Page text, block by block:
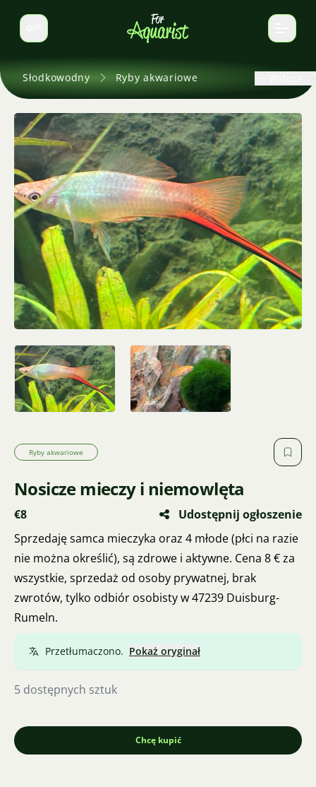
Zmień język
Słodkowodny Ryby akwariowe
Ryby akwariowe
Nosicze mieczy i niemowlęta
€8
Udostępnij ogłoszenie
Sprzedaję samca mieczyka oraz 4 młode (płci na razie
nie można określić), są zdrowe i aktywne. Cena 8 € za
wszystkie, sprzedaż od osoby prywatnej, brak
zwrotów, tylko odbiór osobisty w 47239 Duisburg-
Rumeln.
Przetłumaczono. Pokaż oryginał
5 dostępnych sztuk
Chcę kupić